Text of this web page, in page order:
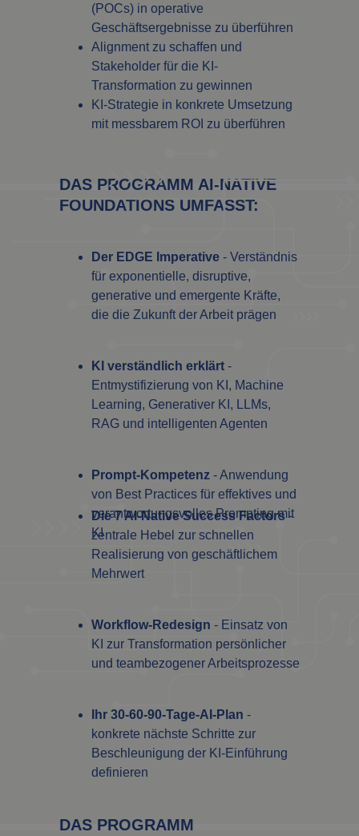
(POCs) in operative
Geschäftsergebnisse zu überführen
Alignment zu schaffen und
Stakeholder für die KI-
Transformation zu gewinnen
KI-Strategie in konkrete Umsetzung
mit messbarem ROI zu überführen
DAS PROGRAMM AI-NATIVE
FOUNDATIONS UMFASST:
Der EDGE Imperative - Verständnis
für exponentielle, disruptive,
generative und emergente Kräfte,
die die Zukunft der Arbeit prägen
KI verständlich erklärt -
Entmystifizierung von KI, Machine
Learning, Generativer KI, LLMs,
RAG und intelligenten Agenten
Prompt-Kompetenz - Anwendung
von Best Practices für effektives und
verantwortungsvolles Prompting mit
KI
Die 7 AI-Native Success Factors-
zentrale Hebel zur schnellen
Realisierung von geschäftlichem
Mehrwert
Workflow-Redesign - Einsatz von
KI zur Transformation persönlicher
und teambezogener Arbeitsprozesse
Ihr 30-60-90-Tage-AI-Plan -
konkrete nächste Schritte zur
Beschleunigung der KI-Einführung
definieren
DAS PROGRAMM